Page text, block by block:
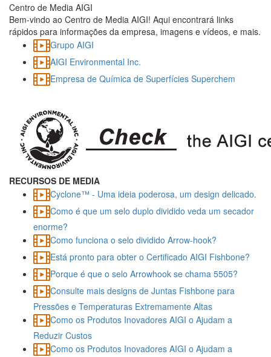
Centro de Media AIGI
Bem-vindo ao Centro de Media AIGI! Aqui encontrará links
rápidos para informações da empresa, imagens e vídeos, e mais.
Grupo AIGI
AIGI Environmental Inc.
Empresa de Química de Superfícies Superchem
​RECURSOS DE MEDIA
Cyclone™ - Uma ideia poderosa, um design delicado.
Como é que um selo duplo dividido veda um secador
enorme?
Como funciona o selo dividido Arrow-hook?
Está pronto para obter o Certificado AIGI Fishbone?
Porque é que o selo Arrowhook se chama 5505?
Consulte mais designs de Juntas Fishbone para
Pressões e Temperaturas Extremamente Altas
Como os Produtos Inovadores AIGI o Ajudam a
Reduzir Custos
Como os Produtos Inovadores AIGI o Ajudam a